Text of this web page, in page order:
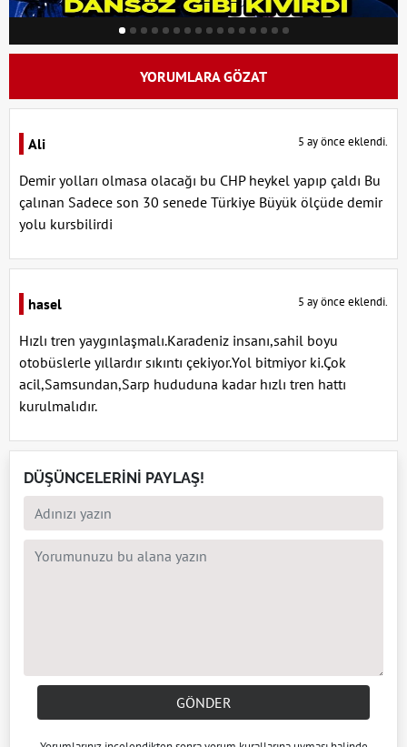
YORUMLARA GÖZAT
Ali 5 ay önce eklendi.
Demir yolları olmasa olacağı bu CHP heykel yapıp çaldı Bu
çalınan Sadece son 30 senede Türkiye Büyük ölçüde demir
yolu kursbilirdi
hasel 5 ay önce eklendi.
Hızlı tren yaygınlaşmalı.Karadeniz insanı,sahil boyu
otobüslerle yıllardır sıkıntı çekiyor.Yol bitmiyor ki.Çok
acil,Samsundan,Sarp hududuna kadar hızlı tren hattı
kurulmalıdır.
DÜŞÜNCELERİNİ PAYLAŞ!
GÖNDER